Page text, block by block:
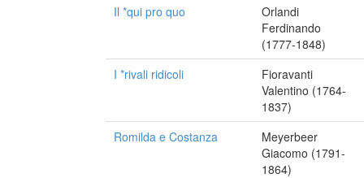
Il *qui pro quo
Orlandi
Ferdinando
(1777-1848)
I *rivali ridicoli
Fioravanti
Valentino (1764-
1837)
Romilda e Costanza
Meyerbeer
Giacomo (1791-
1864)